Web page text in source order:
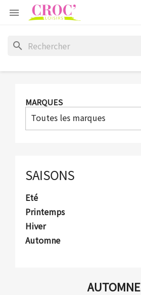

search
MARQUES
Toutes les marques
SAISONS
Eté
Printemps
Hiver
Automne
AUTOMNE